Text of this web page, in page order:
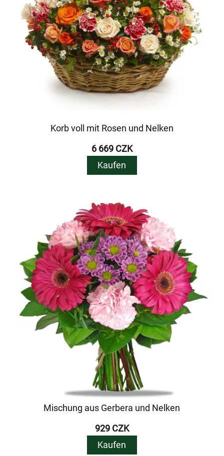
Korb voll mit Rosen und Nelken
6 669 CZK
Kaufen
Mischung aus Gerbera und Nelken
929 CZK
Kaufen